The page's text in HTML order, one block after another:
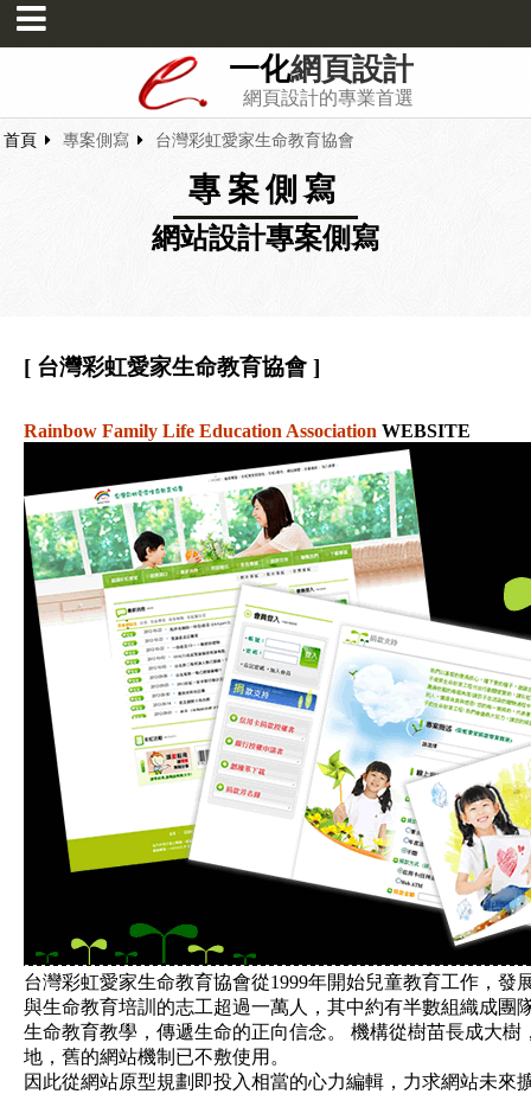
一化網頁設計
網頁設計的專業首選
首頁 專案側寫 台灣彩虹愛家生命教育協會
專案側寫
網站設計專案側寫
[ 台灣彩虹愛家生命教育協會 ]
Rainbow Family Life Education Association WEBSITE
台灣彩虹愛家生命教育協會從1999年開始兒童教育工作，發
與生命教育培訓的志工超過一萬人，其中約有半數組織成團
生命教育教學，傳遞生命的正向信念。 機構從樹苗長成大樹
地，舊的網站機制已不敷使用。
因此從網站原型規劃即投入相當的心力編輯，力求網站未來